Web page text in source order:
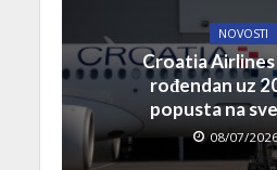
NOVOSTI
Croatia Airlines
rođendan uz
popusta na
08/07/2026